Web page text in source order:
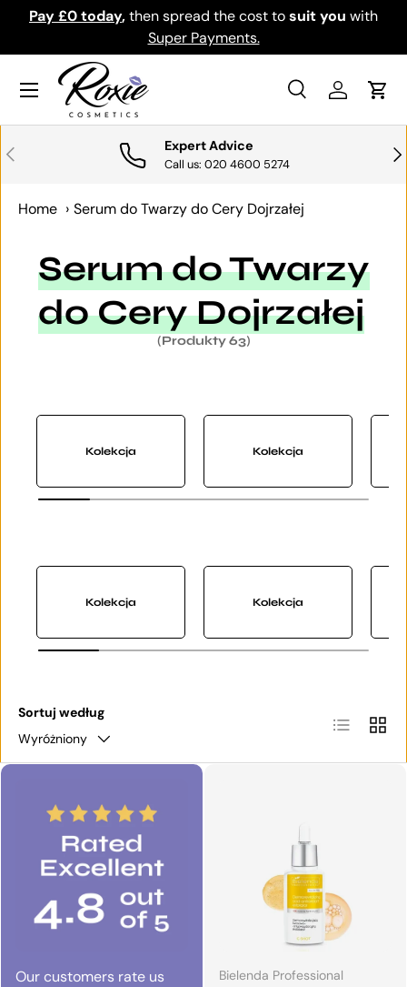
PRZEJDŹ DO TREŚCI
Download the app for exclusive offers & discounts.
Get it
Szukaj
SzukajZaloguj sie
Menu
POPRZEDNI Expert Advice
Call us: 020 4600 5274
Home › Serum do Twarzy do Cery Dojrzałej
Serum do Twarzy
do Cery Dojrzałej
(Produkty 63)
Kolekcja Kolekcja
Kolekcja Kolekcja
Sortuj według
Wyróżniony
Lista Siatka
Our customers rate us
Bielenda Professional